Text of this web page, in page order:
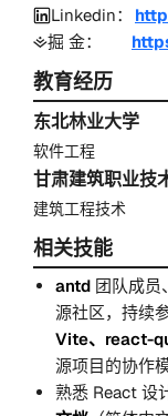
Linkedin：
掘 金：
教育经历
东北林业大学
软件工程
甘肃建筑职业技
建筑工程技术
相关技能
antd 团队成员、
源社区，持续
Vite、react-
源项目的协作
熟悉 React 设